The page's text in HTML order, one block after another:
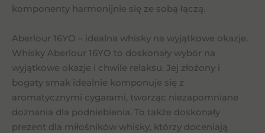
komponenty harmonijnie się ze sobą łączą.
Aberlour 16YO – idealna whisky na wyjątkowe okazje.
Whisky Aberlour 16YO to doskonały wybór na
wyjątkowe okazje i chwile relaksu. Jej złożony i
bogaty smak idealnie komponuje się z
aromatycznymi cygarami, tworząc niezapomniane
doznania dla podniebienia. To także doskonały
prezent dla miłośników whisky, którzy doceniają